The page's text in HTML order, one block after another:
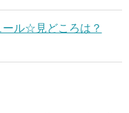
ル☆見どころは？